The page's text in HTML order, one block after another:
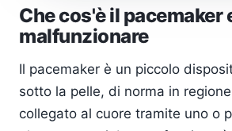
Che cos'è il pacemaker
malfunzionare
Il pacemaker è un piccolo
sotto la pelle, di norma in
collegato al cuore tramite uno o